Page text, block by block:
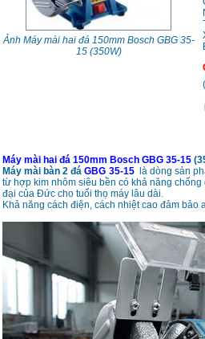
Ảnh Máy mài hai đá 150mm Bosch GBG 35-
15 (350W)
(
Máy mài hai đá 150mm Bosch GBG 35-15
Máy mài bàn 2 đáGBG 35-15là dòng sản
từ hợp kim nhôm siêu bền có khả năng
đại của Đức cho tuổi thọ máy lâu dài.
Khả năng cách điện, cách nhiệt cao đảm